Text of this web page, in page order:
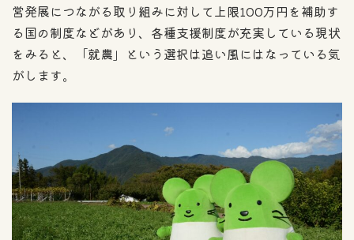
営発展につながる取り組みに対して上限100万円を補助す
る国の制度などがあり、各種支援制度が充実している現状
をみると、「就農」という選択は追い風にはなっている気
がします。